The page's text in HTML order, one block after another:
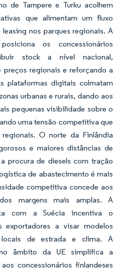
de Tampere e Turku acolhem
que alimentam um fluxo
nos parques regionais. A
os concessionários
stock a nível nacional,
preços regionais e reforçando a
plataformas digitais colmatam
urbanas e rurais, dando aos
pequenas visibilidade sobre o
uma tensão competitiva que
O norte da Finlândia
e maiores distâncias de
procura de diesels com tração
de abastecimento é mais
competitiva concede aos
margens mais amplas. A
com a Suécia incentiva o
a visar modelos
de estrada e clima. A
no âmbito da UE simplifica a
concessionários finlandeses